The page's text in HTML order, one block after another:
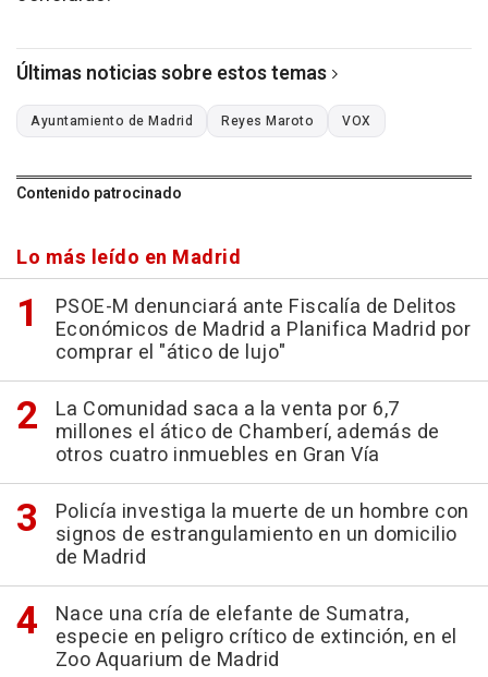
Últimas noticias sobre estos temas
Ayuntamiento de Madrid Reyes Maroto VOX
Contenido patrocinado
Lo más leído en Madrid
PSOE-M denunciará ante Fiscalía de Delitos
Económicos de Madrid a Planifica Madrid por
comprar el "ático de lujo"
La Comunidad saca a la venta por 6,7
millones el ático de Chamberí, además de
otros cuatro inmuebles en Gran Vía
Policía investiga la muerte de un hombre con
signos de estrangulamiento en un domicilio
de Madrid
Nace una cría de elefante de Sumatra,
especie en peligro crítico de extinción, en el
Zoo Aquarium de Madrid